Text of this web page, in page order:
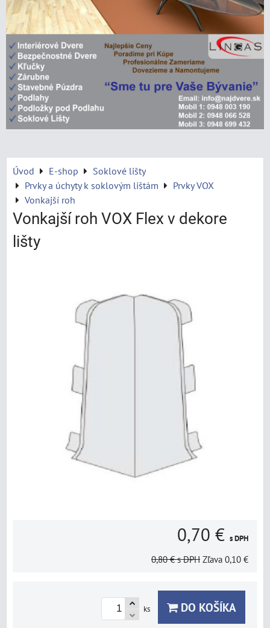
Úvod E-shop
Soklové lišty
Prvky a úchyty k soklovým lištám
Prvky VOX
Vonkajší roh
Vonkajší roh VOX Flex v dekore
lišty
0,70 € s DPH
0,80 € s DPH Zľava 0,10 €
ks DO KOŠÍKA